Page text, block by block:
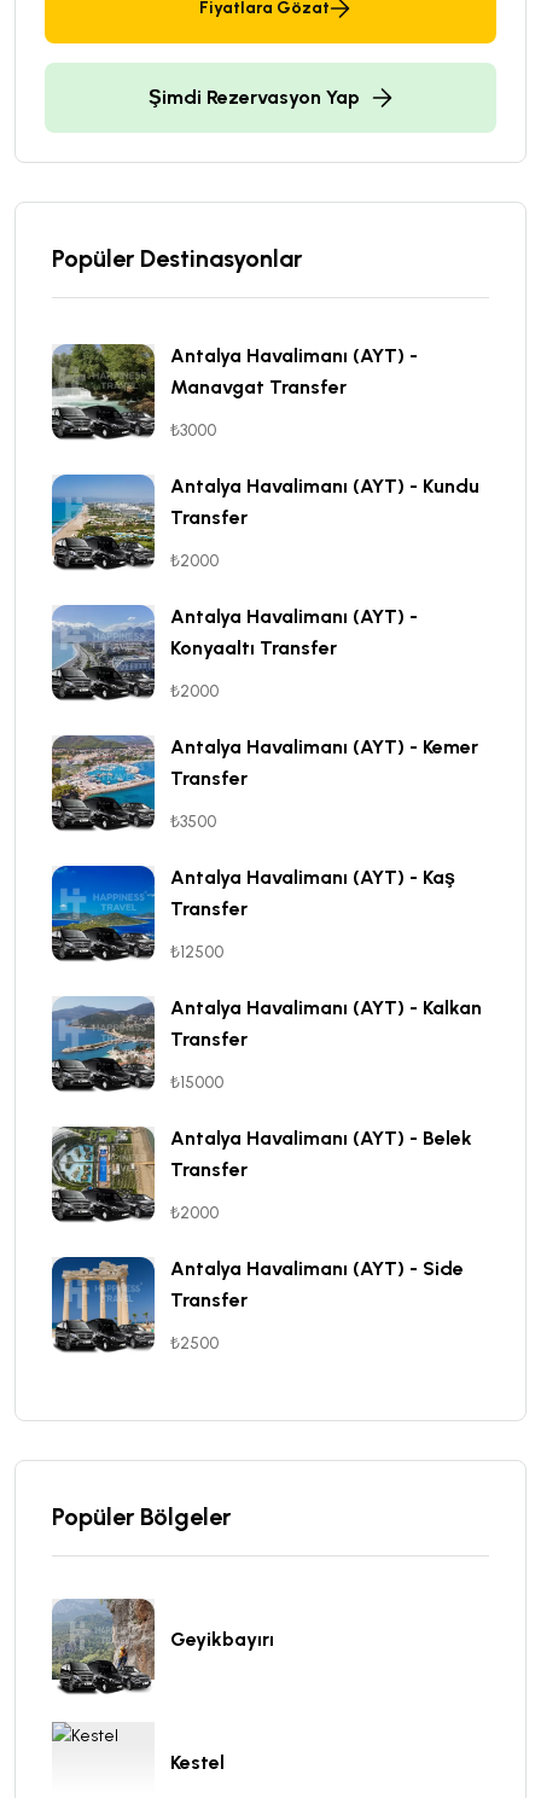
Fiyatlara Gözat
Şimdi Rezervasyon Yap
Popüler Destinasyonlar
Antalya Havalimanı (AYT) -
Manavgat Transfer
₺3000
Antalya Havalimanı (AYT) - Kundu
Transfer
₺2000
Antalya Havalimanı (AYT) -
Konyaaltı Transfer
₺2000
Antalya Havalimanı (AYT) - Kemer
Transfer
₺3500
Antalya Havalimanı (AYT) - Kaş
Transfer
₺12500
Antalya Havalimanı (AYT) - Kalkan
Transfer
₺15000
Antalya Havalimanı (AYT) - Belek
Transfer
₺2000
Antalya Havalimanı (AYT) - Side
Transfer
₺2500
Popüler Bölgeler
Geyikbayırı
Kestel